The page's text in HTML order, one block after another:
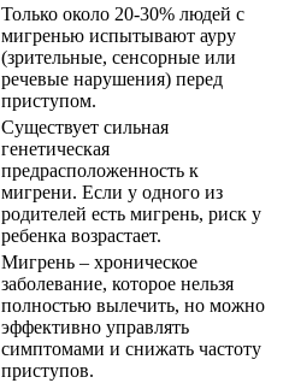
Только около 20-30% людей с
мигренью испытывают ауру
(зрительные, сенсорные или
речевые нарушения) перед
приступом.
Существует сильная
генетическая
предрасположенность к
мигрени. Если у одного из
родителей есть мигрень, риск у
ребенка возрастает.
Мигрень – хроническое
заболевание, которое нельзя
полностью вылечить, но можно
эффективно управлять
симптомами и снижать частоту
приступов.